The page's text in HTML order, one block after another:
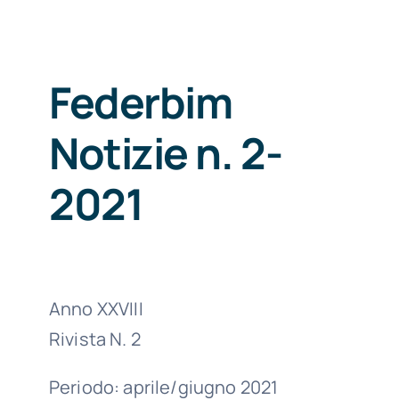
Federbim
Notizie n. 2-
2021
Anno XXVIII
Rivista N. 2
Periodo: aprile/giugno 2021